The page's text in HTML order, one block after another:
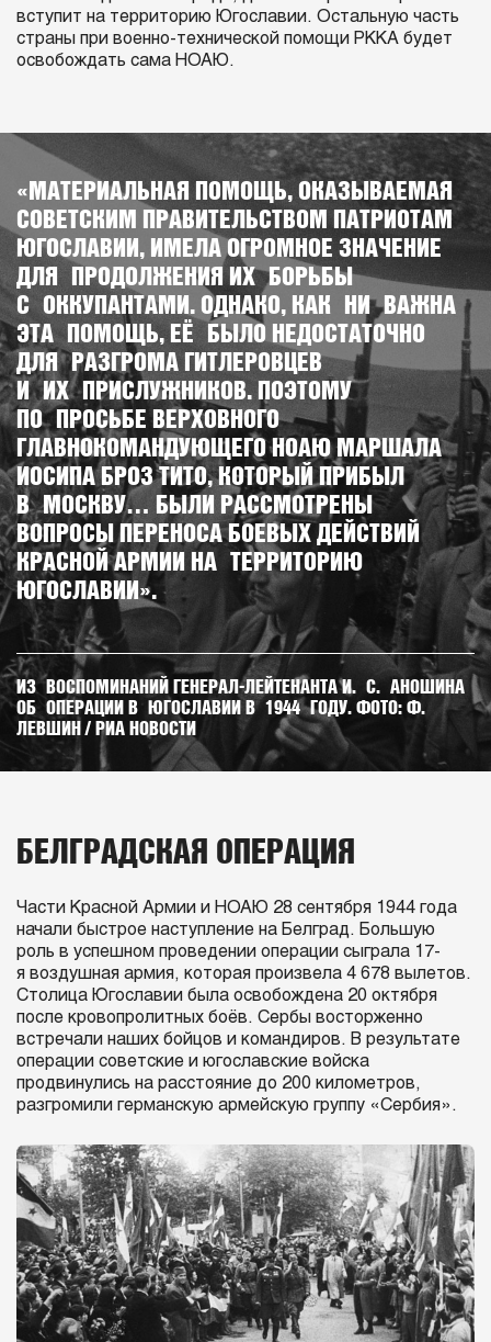
вступит на территорию Югославии. Остальную часть
страны при военно-технической помощи РККА будет
освобождать сама НОАЮ.
«МАТЕРИАЛЬНАЯ ПОМОЩЬ, ОКАЗЫВАЕМАЯ
СОВЕТСКИМ ПРАВИТЕЛЬСТВОМ ПАТРИОТАМ
ЮГОСЛАВИИ, ИМЕЛА ОГРОМНОЕ ЗНАЧЕНИЕ
ДЛЯ ПРОДОЛЖЕНИЯ ИХ БОРЬБЫ
С ОККУПАНТАМИ. ОДНАКО, КАК НИ ВАЖНА
ЭТА ПОМОЩЬ, ЕЁ БЫЛО НЕДОСТАТОЧНО
ДЛЯ РАЗГРОМА ГИТЛЕРОВЦЕВ
И ИХ ПРИСЛУЖНИКОВ. ПОЭТОМУ
ПО ПРОСЬБЕ ВЕРХОВНОГО
ГЛАВНОКОМАНДУЮЩЕГО НОАЮ МАРШАЛА
ИОСИПА БРОЗ ТИТО, КОТОРЫЙ ПРИБЫЛ
В МОСКВУ… БЫЛИ РАССМОТРЕНЫ
ВОПРОСЫ ПЕРЕНОСА БОЕВЫХ ДЕЙСТВИЙ
КРАСНОЙ АРМИИ НА ТЕРРИТОРИЮ
ЮГОСЛАВИИ».
ИЗ ВОСПОМИНАНИЙ ГЕНЕРАЛ-ЛЕЙТЕНАНТА И. С. АНОШИНА
ОБ ОПЕРАЦИИ В ЮГОСЛАВИИ В 1944 ГОДУ. ФОТО: Ф.
ЛЕВШИН / РИА НОВОСТИ
БЕЛГРАДСКАЯ ОПЕРАЦИЯ
Части Красной Армии и НОАЮ 28 сентября 1944 года
начали быстрое наступление на Белград. Большую
роль в успешном проведении операции сыграла 17-
я воздушная армия, которая произвела 4 678 вылетов.
Столица Югославии была освобождена 20 октября
после кровопролитных боёв. Сербы восторженно
встречали наших бойцов и командиров. В результате
операции советские и югославские войска
продвинулись на расстояние до 200 километров,
разгромили германскую армейскую группу «Сербия».